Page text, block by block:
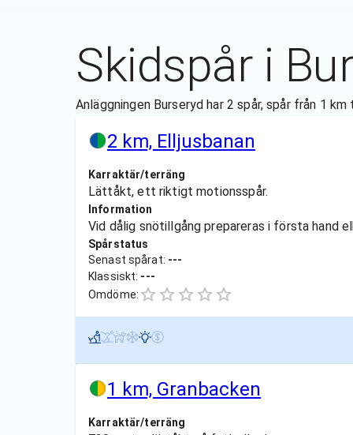
Skidspår i
Anläggningen Burseryd har 2 spår, spår från 1
2 km, Elljusbanan
Karraktär/terräng
Lättåkt, ett riktigt motionsspår.
Information
Vid dålig snötillgång prepareras i första hand
Spårstatus
Senast spårat: ---
Klassiskt: ---
Omdöme:
1 km, Granbacken
Karraktär/terräng